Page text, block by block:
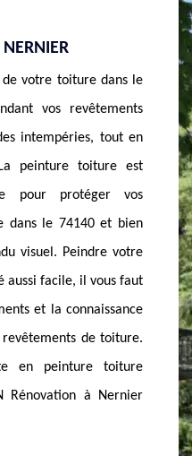
DE PEINTURE
couvreur peintre
couvreur MASSON
un savoir-faire
La société de
de par ses plusieurs
votre conseiller et
travaux soignés, des
des techniques
des tarifs
d’atouts que la
à Nernier met à votre
satisfaction et pour
À
dans
et toit
défiant